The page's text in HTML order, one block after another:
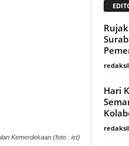
Kemerdekaan (foto : ist)
Hari